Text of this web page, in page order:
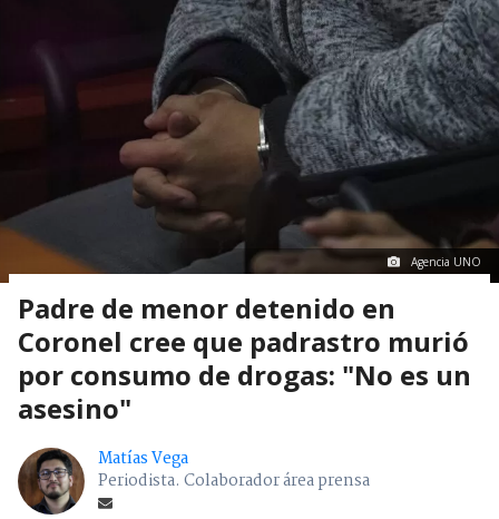
Agencia UNO
Padre de menor detenido en
Coronel cree que padrastro murió
por consumo de drogas: "No es un
asesino"
Matías Vega
Periodista. Colaborador área prensa